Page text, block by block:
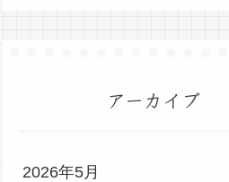
アーカイブ
2026年5月